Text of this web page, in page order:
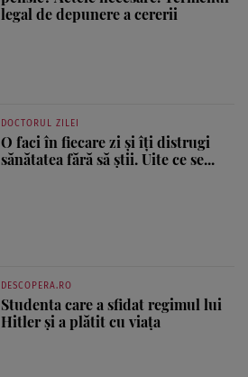
legal de depunere a cererii
DOCTORUL ZILEI
O faci în fiecare zi și îți distrugi
sănătatea fără să știi. Uite ce se...
DESCOPERA.RO
Studenta care a sfidat regimul lui
Hitler și a plătit cu viața